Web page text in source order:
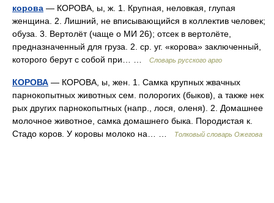
корова — КОРОВА, ы, ж. 1. Крупная, неловкая, глупая
женщина. 2. Лишний, не вписывающийся в коллектив человек;
обуза. 3. Вертолёт (чаще о МИ 26); отсек в вертолёте,
предназначенный для груза. 2. ср. уг. «корова» заключенный,
которого берут с собой при… …
Словарь русского арго
КОРОВА — КОРОВА, ы, жен. 1. Самка крупных жвачных
парнокопытных животных сем. полорогих (быков), а также нек
рых других парнокопытных (напр., лося, оленя). 2. Домашнее
молочное животное, самка домашнего быка. Породистая к.
Стадо коров. У коровы молоко на… …
Толковый словарь Ожегова